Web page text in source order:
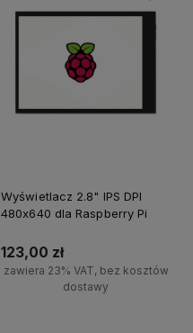
Wyświetlacz 2.8" IPS DPI
480x640 dla Raspberry Pi
123,00 zł
zawiera 23% VAT, bez kosztów
dostawy